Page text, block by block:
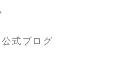
式ブログ